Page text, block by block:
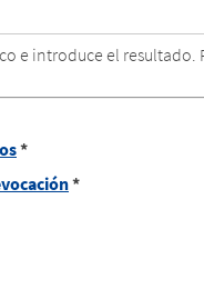
e introduce el
*
*